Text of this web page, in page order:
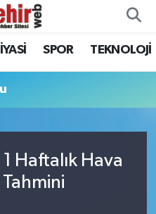
SPOR TEKNOLOJİ
Haftalık Hava